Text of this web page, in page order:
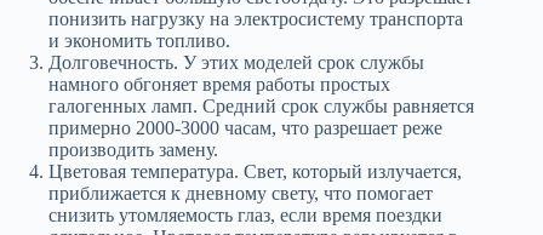
понизить нагрузку на электросистему транспорта
и экономить топливо.
Долговечность. У этих моделей срок службы
намного обгоняет время работы простых
галогенных ламп. Средний срок службы равняется
примерно 2000-3000 часам, что разрешает реже
производить замену.
Цветовая температура. Свет, который излучается,
приближается к дневному свету, что помогает
снизить утомляемость глаз, если время поездки